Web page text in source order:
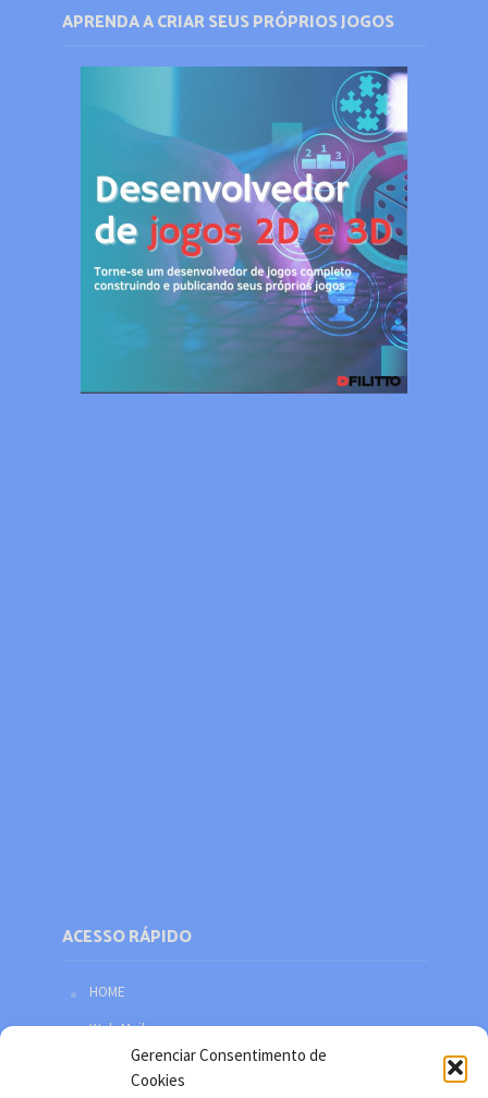
Gerenciar Consentimento de
Cookies
APRENDA A CRIAR SEUS PRÓPRIOS JOGOS
ACESSO RÁPIDO
HOME
Web Mail
Política de privacidade